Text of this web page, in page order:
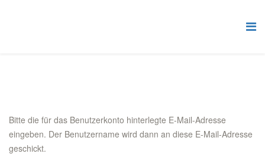
Bitte die für das Benutzerkonto hinterlegte E-Mail-Adresse
eingeben. Der Benutzername wird dann an diese E-Mail-Adresse
geschickt.